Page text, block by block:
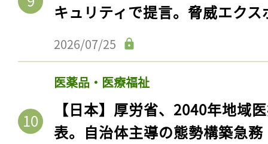
キュリティで提言。脅威エク
2026/07/25
医薬品・医療福祉
【日本】厚労省、2040年地域
表。自治体主導の態勢構築急務